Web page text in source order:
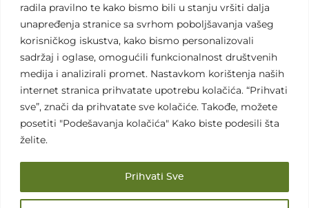
radila pravilno te kako bismo bili u stanju vršiti dalja
unapređenja stranice sa svrhom poboljšavanja vašeg
korisničkog iskustva, kako bismo personalizovali
sadržaj i oglase, omogućili funkcionalnost društvenih
medija i analizirali promet. Nastavkom korištenja naših
internet stranica prihvatate upotrebu kolačića. “Prihvati
sve”, znači da prihvatate sve kolačiće. Takođe, možete
posetiti "Podešavanja kolačića" Kako biste podesili šta
želite.
Prihvati Sve
Marketing usluge
Tražimo saradnike
Kontakt
Kontakt
Sva prava zadržana. 2007 - 2026. © Agromedia d.o.o.